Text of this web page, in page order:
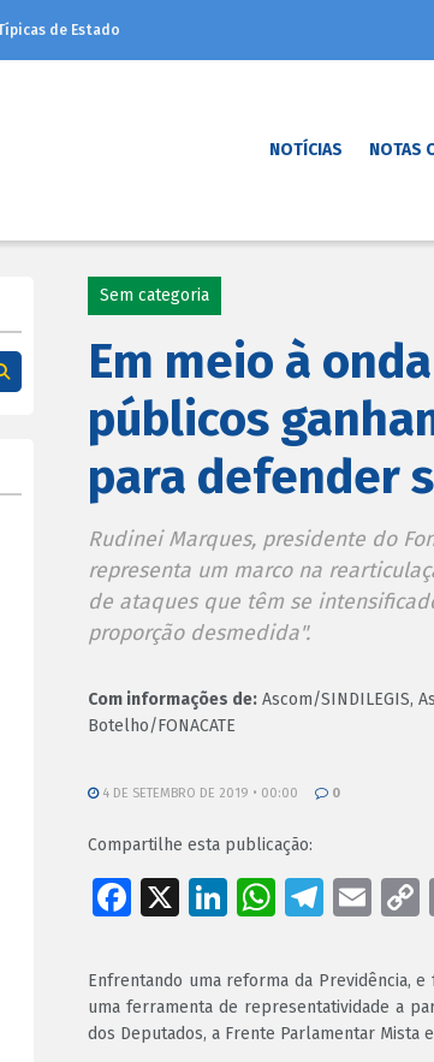
de Estado
NOTÍCIAS NOTAS
Sem categoria
Em meio à
públicos
para defender
Rudinei Marques, presidente do
representa um marco na
de ataques que têm se
proporção desmedida".
Com informações de: Ascom/SINDILEGIS,
Botelho/FONACATE
4 DE SETEMBRO DE 2019 • 00:00 0
Compartilhe esta publicação:
Facebook
X LinkedIn
Enfrentando uma reforma da Previdência,
uma ferramenta de representatividade a
dos Deputados, a Frente Parlamentar Mista